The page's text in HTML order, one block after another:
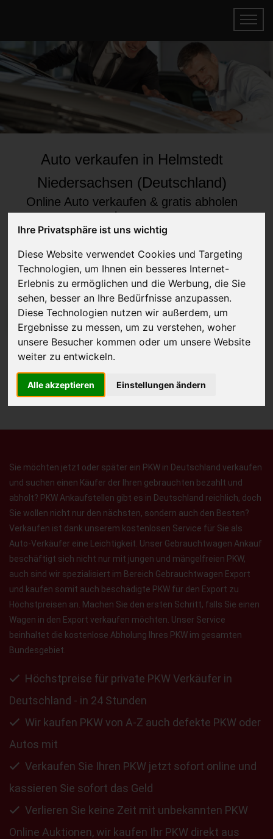
Ihre Privatsphäre ist uns wichtig
Diese Website verwendet Cookies und Targeting
Technologien, um Ihnen ein besseres Internet-
Erlebnis zu ermöglichen und die Werbung, die Sie
sehen, besser an Ihre Bedürfnisse anzupassen.
Diese Technologien nutzen wir außerdem, um
Ergebnisse zu messen, um zu verstehen, woher
unsere Besucher kommen oder um unsere Website
weiter zu entwickeln.
Alle akzeptieren Einstellungen ändern
Auto verkaufen in Helmstedt
Niedersachsen (Deutschland)
Online Auto verkaufen & gratis abholen
lassen
Auf Wunsch sofort Geld für Ihr Auto erhalten
JETZT KOSTENLOSE BEWERTUNG
geteilt.
Sie möchten jetzt oder später ein PKW in Deutschland verkaufen
und suchen einen Käufer der Ihren gebrauchten bezahlt und
abholt? PKW Ankaufstellen gibt es in Deutschland reichlich, doch
Sie wollen nicht nur den nächsten, sondern auch den Besten?
Verkaufen ist dank unserem kostenlosen Service für Sie als
Auto-Verkäufer eine Leichtigkeit. Unser Gebrauchtwagen Ankauf
beschäftigt sich nicht nur mit jungen und mängelfreien PKW,
auch sind wir spezialisiert im Bereich Gebrauchtwagen Export
und kaufen somit auch beschädigte PKW für den Export zu
Höchstpreisen an. Machen Sie den ersten Schritt, falls Sie einen
Wagen in den Export verkaufen möchten. Unser Service
beinhaltet die kostenlose Abholung Ihres PKW im gesamten
Bundesgebiet.
Höchstpreise für private PKW Verkäufer in
Deutschland - in 24 Stunden
Wir kaufen PKW von A-Z auch defekte PKW oder
Autos mit
Verkaufen Sie Ihren PKW jetzt sofort online und
kassieren Sie sofort das Geld
Verlieren Sie keine Zeit mit unbekannten PKW
Online Auktionen, wir kaufen Ihr PKW direkt aus